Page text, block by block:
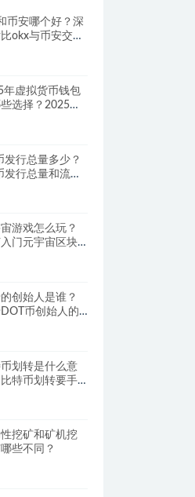
币安哪个好？深
okx与币安交易
年虚拟货币钱包
选择？2025年
发行总量多少？
发行总量和流通
游戏怎么玩？
门元宇宙区块
创始人是谁？
币创始人的
币划转是什么意
特币划转要手
挖矿和矿机挖
些不同？